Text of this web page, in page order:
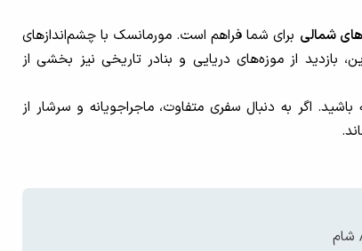
شمالی برای شما فراهم است. مورمانسک با چشم‌اندازهای
از موزه‌های دریایی و بنادر تاریخی نیز بخشی از
اگر به دنبال سفری متفاوت، ماجراجویانه و سرشار از
شام